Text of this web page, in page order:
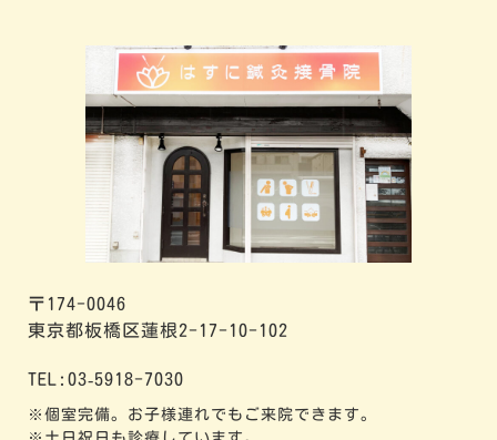
〒174-0046
東京都板橋区蓮根2-17-10-102
TEL:03‐5918-7030
※個室完備。お子様連れでもご来院できます。